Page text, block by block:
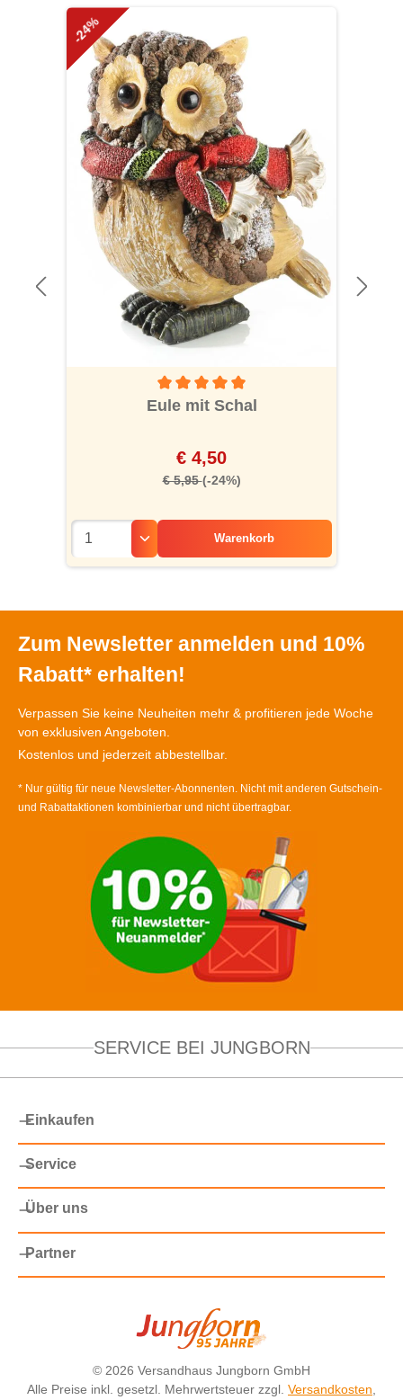
Produktgalerie überspringen
-24%
Durchschnittliche Bewertung von 5 von 5
Eule mit Schal
€ 4,50
€ 5,95(-24%)
Warenkorb
Zum Newsletter anmelden und 10%
Rabatt* erhalten!
Verpassen Sie keine Neuheiten mehr & profitieren jede Woche
von exklusiven Angeboten.
Kostenlos und jederzeit abbestellbar.
* Nur gültig für neue Newsletter-Abonnenten. Nicht mit anderen Gutschein-
und Rabattaktionen kombinierbar und nicht übertragbar.
SERVICE BEI JUNGBORN
Einkaufen
Service
Über uns
Partner
© 2026 Versandhaus Jungborn GmbH
Alle Preise inkl. gesetzl. Mehrwertsteuer zzgl. Versandkosten